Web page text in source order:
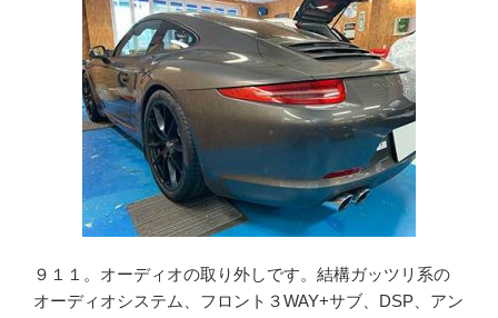
９１１。オーディオの取り外しです。結構ガッツリ系の
オーディオシステム、フロント３WAY+サブ、DSP、アン